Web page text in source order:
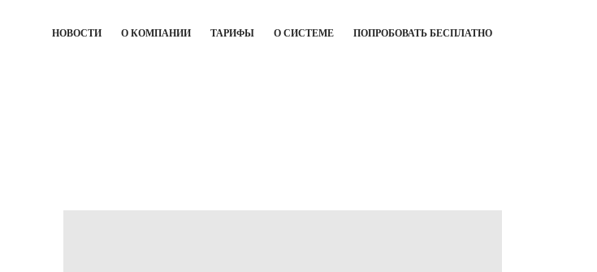
НОВОСТИ О КОМПАНИИ ТАРИФЫ О СИСТЕМЕ ПОПРОБОВАТЬ БЕСПЛАТНО